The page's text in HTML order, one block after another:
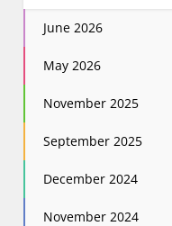
June 2026
May 2026
November 2025
September 2025
December 2024
November 2024